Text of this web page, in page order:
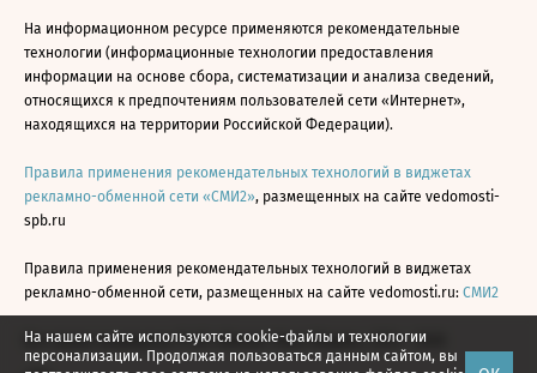
На нашем сайте используются cookie-файлы и технологии
персонализации. Продолжая пользоваться данным сайтом, вы
На информационном ресурсе применяются рекомендательные
технологии (информационные технологии предоставления
информации на основе сбора, систематизации и анализа сведений,
относящихся к предпочтениям пользователей сети «Интернет»,
находящихся на территории Российской Федерации).
Правила применения рекомендательных технологий в виджетах
рекламно-обменной сети «СМИ2», размещенных на сайте vedomosti-
spb.ru
Правила применения рекомендательных технологий в виджетах
рекламно-обменной сети, размещенных на сайте vedomosti.ru: СМИ2
Все права защищены © АО «Бизнес Ньюс Медиа», 2024 - 2026